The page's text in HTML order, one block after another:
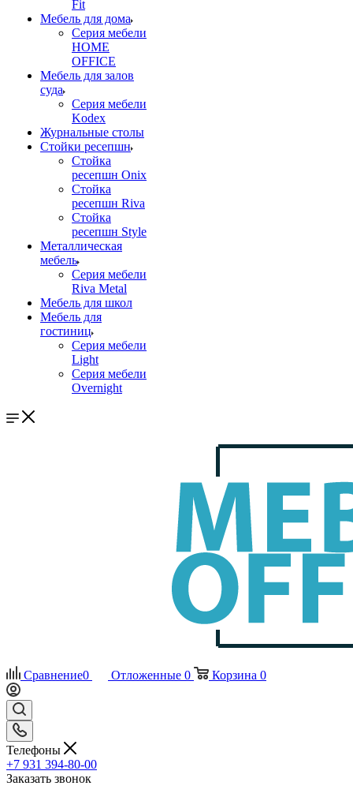
Fit
Мебель для дома
Серия мебели
HOME
OFFICE
Мебель для залов
суда
Серия мебели
Kodex
Журнальные столы
Стойки ресепшн
Стойка
ресепшн Onix
Стойка
ресепшн Riva
Стойка
ресепшн Style
Металлическая
мебель
Серия мебели
Riva Metal
Мебель для школ
Мебель для
гостиниц
Серия мебели
Light
Серия мебели
Overnight
Сравнение0 Отложенные 0 Корзина 0
Телефоны
+7 931 394-80-00
Заказать звонок